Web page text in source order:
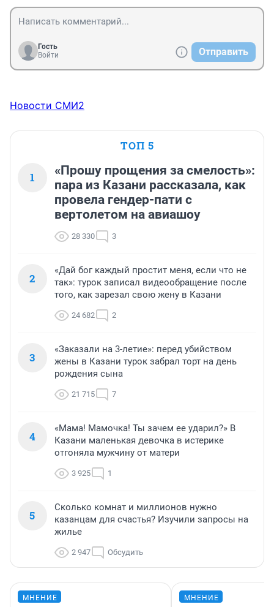
Гость
Войти
Отправить
Новости СМИ2
ТОП 5
1
«Прошу прощения за смелость»:
пара из Казани рассказала, как
провела гендер-пати с
вертолетом на авиашоу
28 330 3
2
«Дай бог каждый простит меня, если что не
так»: турок записал видеообращение после
того, как зарезал свою жену в Казани
24 682 2
3
«Заказали на 3-летие»: перед убийством
жены в Казани турок забрал торт на день
рождения сына
21 715 7
4
«Мама! Мамочка! Ты зачем ее ударил?» В
Казани маленькая девочка в истерике
отгоняла мужчину от матери
3 925 1
5
Сколько комнат и миллионов нужно
казанцам для счастья? Изучили запросы на
жилье
2 947 Обсудить
МНЕНИЕ МНЕНИЕ